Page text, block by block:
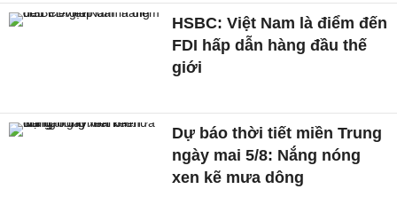
HSBC: Việt Nam là điểm đến
FDI hấp dẫn hàng đầu thế
giới
Dự báo thời tiết miền Trung
ngày mai 5/8: Nắng nóng
xen kẽ mưa dông